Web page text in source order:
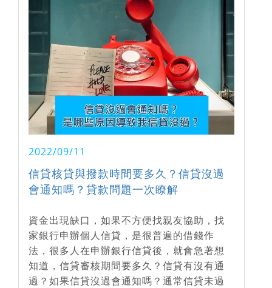
2022/09/11
信貸核貸與撥款時間要多久？信貸沒過
會通知嗎？貸款問題一次瞭解
資金出現缺口，如果不方便找親友協助，找
家銀行申辦個人信貸，是很普遍的借錢作
法，很多人在申辦銀行信貸後，就會急著想
知道，信貸審核期間要多久？信貸有沒有通
過？如果信貸沒過會通知嗎？通常信貸未過